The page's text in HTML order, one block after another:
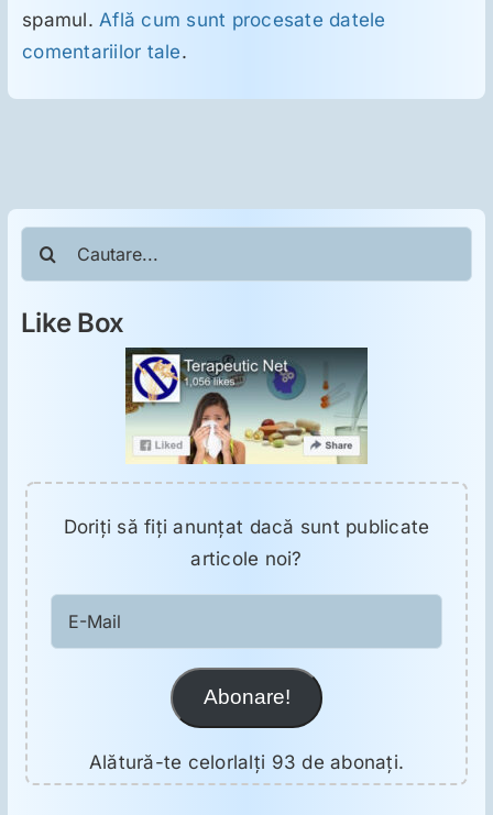
spamul. Află cum sunt procesate datele
comentariilor tale.
Cautare...
Like Box
Doriţi să fiţi anunţat dacă sunt publicate
articole noi?
Mail
Abonare!
Alătură-te celorlalți 93 de abonați.